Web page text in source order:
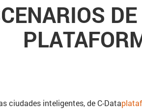
ciudades inteligentes, de C-Data